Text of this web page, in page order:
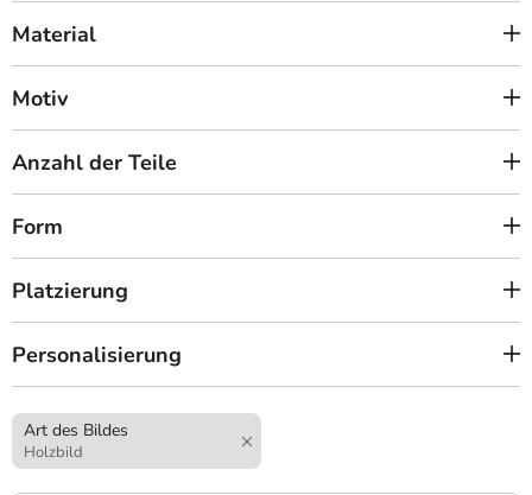
Material
Motiv
Anzahl der Teile
Form
Platzierung
Personalisierung
Art des Bildes
Holzbild